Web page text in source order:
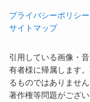
プライバシーポリシー
サイトマップ
引用している画像・
有者様に帰属します
るものではありません
著作権等問題がござ